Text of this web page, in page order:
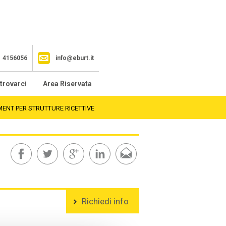
4156056 info@eburt.it
trovarci Area Riservata
PER STRUTTURE RICETTIVE
Richiedi info